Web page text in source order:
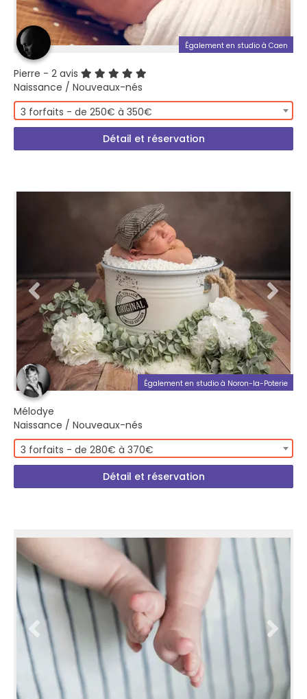
Également en studio à Caen
Pierre - 2 avis
Naissance / Nouveaux-nés
3 forfaits - de 250€ à 350€
Détail et réservation
Également en studio à Noron-la-Poterie
Mélodye
Naissance / Nouveaux-nés
3 forfaits - de 280€ à 370€
Détail et réservation